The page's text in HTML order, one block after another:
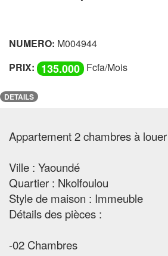
NUMERO: M004944
PRIX: 135.000 Fcfa/Mois
DETAILS
Appartement 2 chambres à
Ville : Yaoundé
Quartier : Nkolfoulou
Style de maison : Immeuble
Détails des pièces :
-02 Chambres